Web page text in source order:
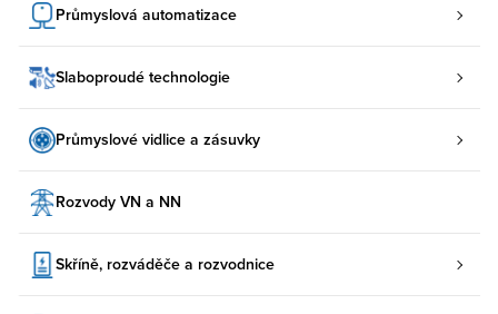
Průmyslová automatizace
Slaboproudé technologie
Průmyslové vidlice a zásuvky
Rozvody VN a NN
Skříně, rozváděče a rozvodnice